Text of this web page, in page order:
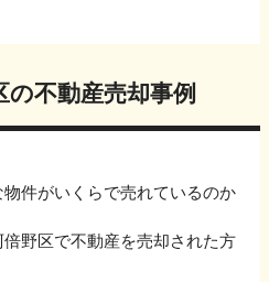
の不動産売却事例
物件がいくらで売れているのか
倍野区で不動産を売却された方